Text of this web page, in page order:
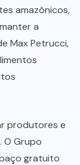
amazônicos,
a
Max Petrucci,
produtores e
O Grupo
gratuito